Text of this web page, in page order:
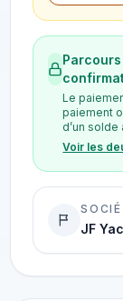
Le
paiement
d’un solde
Voir les
JF